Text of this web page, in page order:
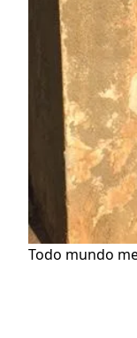
Todo mundo